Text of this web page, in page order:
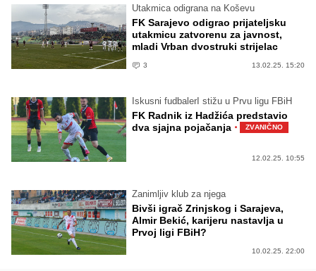
Utakmica odigrana na Koševu
FK Sarajevo odigrao prijateljsku
utakmicu zatvorenu za javnost,
mladi Vrban dvostruki strijelac
3 13.02.25. 15:20
Iskusni fudbalerI stižu u Prvu ligu FBiH
FK Radnik iz Hadžića predstavio
dva sjajna pojačanja · ZVANIČNO
12.02.25. 10:55
Zanimljiv klub za njega
Bivši igrač Zrinjskog i Sarajeva,
Almir Bekić, karijeru nastavlja u
Prvoj ligi FBiH?
10.02.25. 22:00